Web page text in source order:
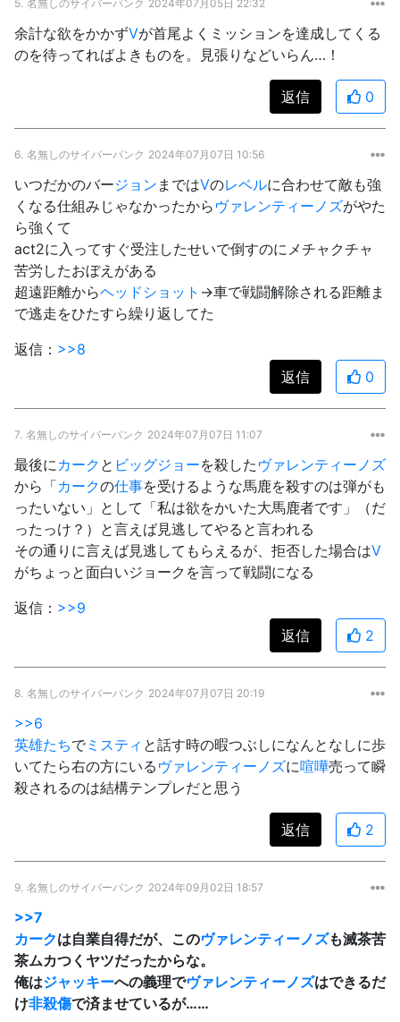
5. 名無しのサイバーパンク 2024年07月05日 22:32
余計な欲をかかずVが首尾よくミッションを達成してくる
のを待ってればよきものを。見張りなどいらん…！
返信 0
6. 名無しのサイバーパンク 2024年07月07日 10:56
いつだかのバージョン まではVのレベルに合わせて敵も強
くなる仕組みじゃなかったから ヴァレンティーノズがやた
ら強くて
act2に入ってすぐ受注したせいで倒すのにメチャクチャ
苦労したおぼえがある
超遠距離からヘッドショット →車で戦闘解除される距離ま
で逃走をひたすら繰り返してた
返信： >>8
返信
0
7. 名無しのサイバーパンク 2024年07月07日 11:07
最後に カーク と ビッグジョーを殺した ヴァレンティーノズ
から「カークの仕事を受けるような馬鹿を殺すのは弾がも
ったいない」として「私は欲をかいた大馬鹿者です」（だ
ったっけ？）と言えば見逃してやると言われる
その通りに言えば見逃してもらえるが、拒否した場合はV
がちょっと面白いジョークを言って戦闘になる
返信： >>9
返信
2
8. 名無しのサイバーパンク 2024年07月07日 20:19
>>6
英雄たちで ミスティ と話す時の暇つぶしになんとなしに歩
いてたら右の方にいる ヴァレンティーノズに喧嘩売って瞬
殺されるのは結構テンプレだと思う
返信 2
9. 名無しのサイバーパンク 2024年09月02日 18:57
>>7
カークは自業自得だが、このヴァレンティーノズも滅茶苦
茶ムカつくヤツだったからな。
俺はジャッキーへの義理でヴァレンティーノズはできるだ
け非殺傷で済ませているが……